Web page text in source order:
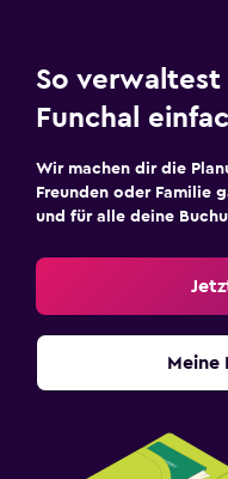
So verwaltest
Funchal
Wir machen dir die
Freunden oder Familie
und für alle deine
Meine